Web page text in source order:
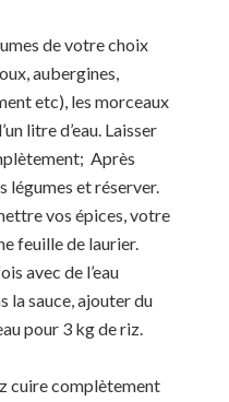
de votre choix
aubergines,
etc), les morceaux
litre d’eau. Laisser
Après
légumes et réserver.
vos épices, votre
feuille de laurier.
avec de l’eau
la sauce, ajouter du
pour 3 kg de riz.
cuire complètement